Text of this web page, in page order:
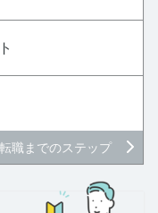
転職までのステップ